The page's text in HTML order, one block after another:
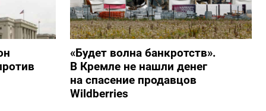
«Будет волна банкротств».
В Кремле не нашли денег
на спасение продавцов
Wildberries